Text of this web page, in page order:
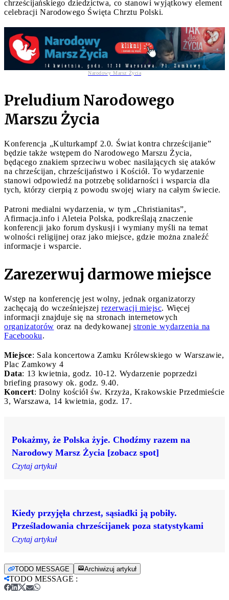
chrześcijańskiego dziedzictwa, co stanowi wyjątkowy element
celebracji Narodowego Święta Chrztu Polski.
Narodowy Marsz Życia
Preludium Narodowego
Marszu Życia
Konferencja „Kulturkampf 2.0. Świat kontra chrześcijanie”
będzie także wstępem do Narodowego Marszu Życia,
będącego znakiem sprzeciwu wobec nasilających się ataków
na chrześcijan, chrześcijaństwo i Kościół. To wydarzenie
stanowi odpowiedź na potrzebę solidarności i wsparcia dla
tych, którzy cierpią z powodu swojej wiary na całym świecie.
Patroni medialni wydarzenia, w tym „Christianitas”,
Afirmacja.info i Aleteia Polska, podkreślają znaczenie
konferencji jako forum dyskusji i wymiany myśli na temat
wolności religijnej oraz jako miejsce, gdzie można znaleźć
informacje i wsparcie.
Zarezerwuj darmowe miejsce
Wstęp na konferencję jest wolny, jednak organizatorzy
zachęcają do wcześniejszej rezerwacji miejsc. Więcej
informacji znajduje się na stronach internetowych
organizatorów oraz na dedykowanej stronie wydarzenia na
Facebooku.
Miejsce: Sala koncertowa Zamku Królewskiego w Warszawie,
Plac Zamkowy 4
Data: 13 kwietnia, godz. 10-12. Wydarzenie poprzedzi
briefing prasowy ok. godz. 9.40.
Koncert: Dolny kościół św. Krzyża, Krakowskie Przedmieście
3, Warszawa, 14 kwietnia, godz. 17.
Pokażmy, że Polska żyje. Chodźmy razem na
Narodowy Marsz Życia [zobacz spot]
Czytaj artykuł
Kiedy przyjęła chrzest, sąsiadki ją pobiły.
Prześladowania chrześcijanek poza statystykami
Czytaj artykuł
TODO MESSAGE Archiwizuj artykuł
TODO MESSAGE :